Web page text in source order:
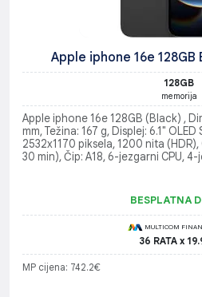
Apple iphone 16e
128GB
memorija
Apple iphone 16e 128GB (Black) ,
mm, Težina: 167 g, Displej: 6.1"
2532x1170 piksela, 1200 nita
30 min), Čip: A18, 6-jezgarni CPU,
Dolby Vision video, Povezivost: 5G,
Senzori: Face ID, akcelerometar,
blizine, senzor ambijentalnog
SIM (nano-SIM i eSIM),
BESPLATNA
MULTICOM
36 RATA x
MP cijena: 742.2€